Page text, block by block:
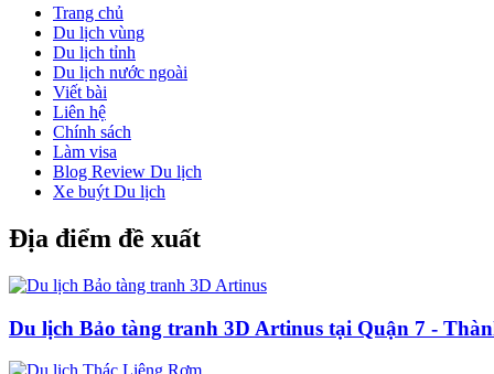
Trang chủ
Du lịch vùng
Du lịch tỉnh
Du lịch nước ngoài
Viết bài
Liên hệ
Chính sách
Làm visa
Blog Review Du lịch
Xe buýt Du lịch
Địa điểm đề xuất
Du lịch Bảo tàng tranh 3D Artinus tại Quận 7 -